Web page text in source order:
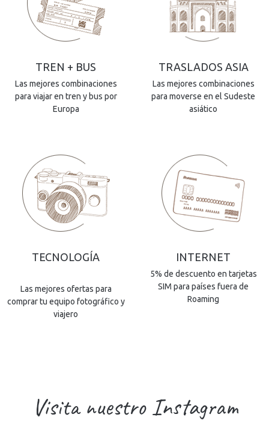
TREN + BUS
Las mejores combinaciones
para viajar en tren y bus por
Europa
TRASLADOS ASIA
Las mejores combinaciones
para moverse en el Sudeste
asiático
TECNOLOGÍA
Las mejores ofertas para
comprar tu equipo fotográfico y
viajero
INTERNET
5% de descuento en tarjetas
SIM para países fuera de
Roaming
Visita nuestro Instagram